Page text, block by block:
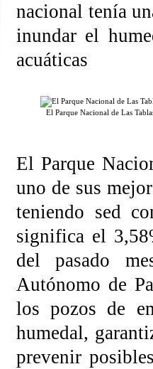
nacional tenía
inundar el
acuáticas
El Parque Nacional de Las
El Parque
uno de sus
teniendo sed
significa el
del pasado
Autónomo de
los pozos de
humedal,
prevenir